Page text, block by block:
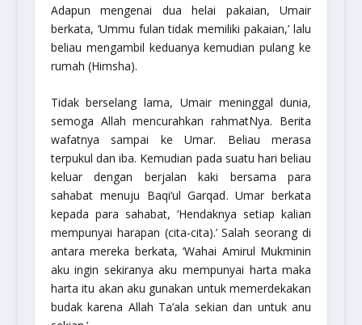
Adapun mengenai dua helai pakaian, Umair
berkata, ‘Ummu fulan tidak memiliki pakaian,’ lalu
beliau mengambil keduanya kemudian pulang ke
rumah (Himsha).
Tidak berselang lama, Umair meninggal dunia,
semoga Allah mencurahkan rahmatNya. Berita
wafatnya sampai ke Umar. Beliau merasa
terpukul dan iba. Kemudian pada suatu hari beliau
keluar dengan berjalan kaki bersama para
sahabat menuju Baqi’ul Garqad. Umar berkata
kepada para sahabat, ‘Hendaknya setiap kalian
mempunyai harapan (cita-cita).’ Salah seorang di
antara mereka berkata, ‘Wahai Amirul Mukminin
aku ingin sekiranya aku mempunyai harta maka
harta itu akan aku gunakan untuk memerdekakan
budak karena Allah Ta’ala sekian dan untuk anu